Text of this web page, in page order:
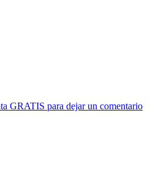
GRATIS para dejar un comentario